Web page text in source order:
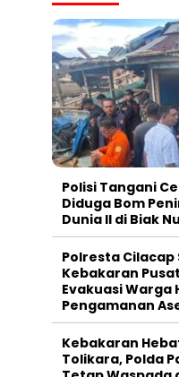
Polisi Tangani
Diduga Bom
Dunia II di Biak
Polresta Cilacap
Kebakaran
Evakuasi Warga
Pengamanan
Kebakaran
Tolikara, Polda